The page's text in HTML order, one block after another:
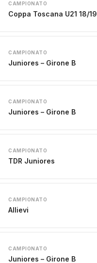
CAMPIONATO
Coppa Toscana U21 18/19
CAMPIONATO
Juniores – Girone B
CAMPIONATO
Juniores – Girone B
CAMPIONATO
TDR Juniores
CAMPIONATO
Allievi
CAMPIONATO
Juniores – Girone B